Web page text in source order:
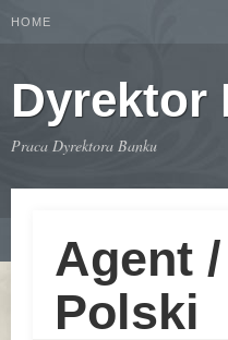
HOME
Dyrektor
Praca Dyrektora Banku
Agent
Polski